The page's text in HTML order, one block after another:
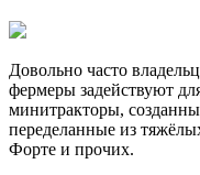
Довольно часто
фермеры задействуют
минитракторы,
переделанные из
Форте и прочих.